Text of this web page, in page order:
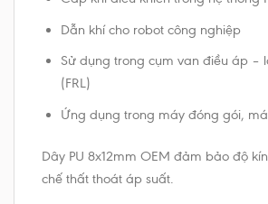
Dẫn khí cho robot công nghiệp
Sử dụng trong cụm van điều áp –
(FRL)
Ứng dụng trong máy đóng gói,
Dây PU 8x12mm OEM đảm bảo độ
chế thất thoát áp suất.